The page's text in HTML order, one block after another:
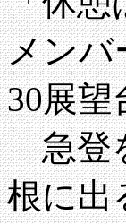
メンバ
30展望
急登を
根に出